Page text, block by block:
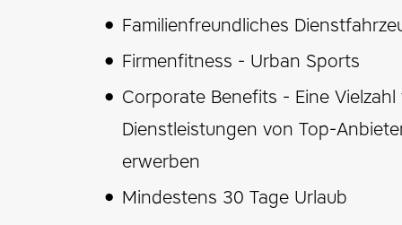
Familienfreundliches
Firmenfitness - Urban Sports
Corporate Benefits - Eine
Dienstleistungen von Top-
erwerben
Mindestens 30 Tage Urlaub